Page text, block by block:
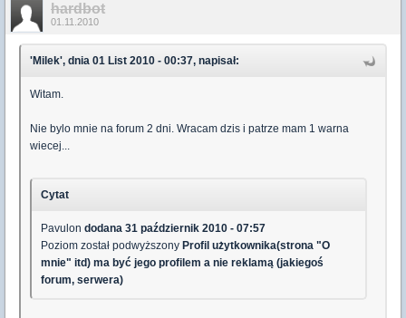
hardbot
01.11.2010
'Milek', dnia 01 List 2010 - 00:37, napisał:
Witam.
Nie bylo mnie na forum 2 dni. Wracam dzis i patrze mam 1 warna
wiecej...
Cytat
Pavulon dodana 31 październik 2010 - 07:57
Poziom został podwyższony Profil użytkownika(strona "O
mnie" itd) ma być jego profilem a nie reklamą (jakiegoś
forum, serwera)